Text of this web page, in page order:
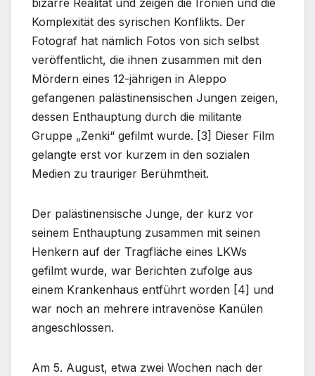
bizarre Realität und zeigen die Ironien und die
Komplexität des syrischen Konflikts. Der
Fotograf hat nämlich Fotos von sich selbst
veröffentlicht, die ihnen zusammen mit den
Mördern eines 12-jährigen in Aleppo
gefangenen palästinensischen Jungen zeigen,
dessen Enthauptung durch die militante
Gruppe „Zenki“ gefilmt wurde. [3] Dieser Film
gelangte erst vor kurzem in den sozialen
Medien zu trauriger Berühmtheit.
Der palästinensische Junge, der kurz vor
seinem Enthauptung zusammen mit seinen
Henkern auf der Tragfläche eines LKWs
gefilmt wurde, war Berichten zufolge aus
einem Krankenhaus entführt worden [4] und
war noch an mehrere intravenöse Kanülen
angeschlossen.
Am 5. August, etwa zwei Wochen nach der